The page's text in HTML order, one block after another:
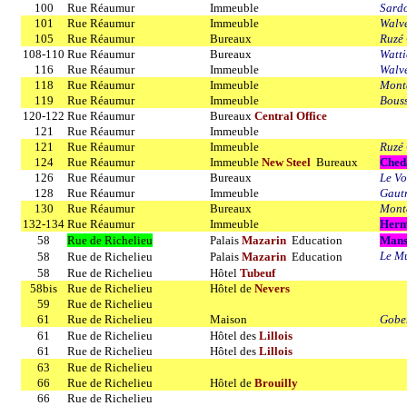
100
Rue Réaumur Immeuble
101
Rue Réaumur Immeuble
105
Rue Réaumur Bureaux
108-110 Rue Réaumur Bureaux
116
Rue Réaumur Immeuble
118
Rue Réaumur Immeuble
119
Rue Réaumur Immeuble
120-122 Rue Réaumur Bureaux Central Office
121
Rue Réaumur
Immeuble
121
Rue Réaumur Immeuble
124
Rue Réaumur Immeuble New Steel Bureaux
126
Rue Réaumur Bureaux
Le
128
Rue Réaumur Immeuble
130
Rue Réaumur Bureaux
132-134 Rue Réaumur Immeuble
58
Rue de Richelieu Palais Mazarin Education
58
Rue de Richelieu Palais Mazarin Education
Le
58
Rue de Richelieu Hôtel Tubeuf
58bis
Rue de Richelieu Hôtel de Nevers
59
Rue de Richelieu
61
Rue de Richelieu Maison
61
Rue de Richelieu Hôtel des Lillois
61
Rue de Richelieu Hôtel des Lillois
63
Rue de Richelieu
66
Rue de Richelieu Hôtel de Brouilly
66
Rue de Richelieu